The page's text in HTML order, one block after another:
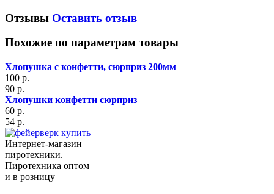
Отзывы Оставить отзыв
Похожие по параметрам товары
Хлопушка с конфетти, сюрприз 200мм
100 р.
90 р.
Хлопушки конфетти сюрприз
60 р.
54 р.
Интернет-магазин
пиротехники.
Пиротехника оптом
и в розницу